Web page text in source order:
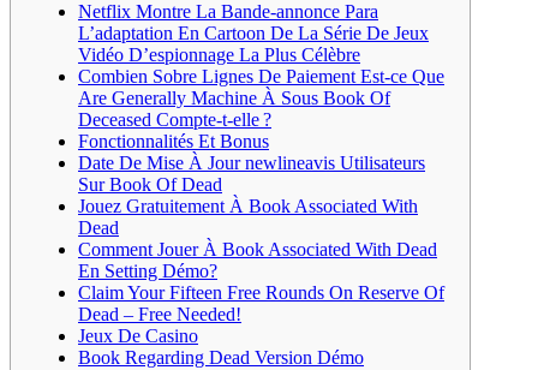
Netflix Montre La Bande-annonce Para
L’adaptation En Cartoon De La Série De Jeux
Vidéo D’espionnage La Plus Célèbre
Combien Sobre Lignes De Paiement Est-ce Que
Are Generally Machine À Sous Book Of
Deceased Compte-t-elle ?
Fonctionnalités Et Bonus
Date De Mise À Jour newlineavis Utilisateurs
Sur Book Of Dead
Jouez Gratuitement À Book Associated With
Dead
Comment Jouer À Book Associated With Dead
En Setting Démo?
Claim Your Fifteen Free Rounds On Reserve Of
Dead – Free Needed!
Jeux De Casino
Book Regarding Dead Version Démo